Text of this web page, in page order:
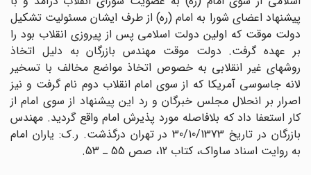
پیشنهاد اعضاى شورا به امام (ره) از طرف ایشان مسئولیت تشکیل
دولت موقت که اولین دولت اسلامى پس از پیروزى انقلاب بود را
بر عهده گرفت. دولت موقت مهندس بازرگان به دلیل اتخاذ
روشهاى غیر انقلابى به خصوص اتخاذ مواضع مخالف با تسخیر
لانه جاسوسى آمریکا که از سوى امام انقلاب دوم نام گرفت و نیز
اصرار بر انحلال مجلس خبرگان و رد این پیشنهاد از سوى امام از
کار استعفا داد که بلافاصله مورد پذیرش امام واقع گردید. مهندس
بازرگان در تاریخ 30/10/1373 در تهران درگذشت. ر.ک: یاران امام
به روایت اسناد ساواک، کتاب 12، صص 55 ـ 53.